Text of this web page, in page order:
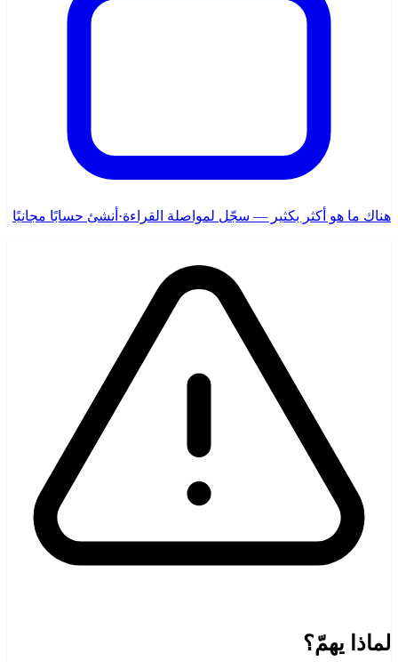
هناك ما هو أكثر بكثير — سجّل لمواصلة القراءة· أنشئ حسابًا مجانيًا
لماذا يهمّ؟